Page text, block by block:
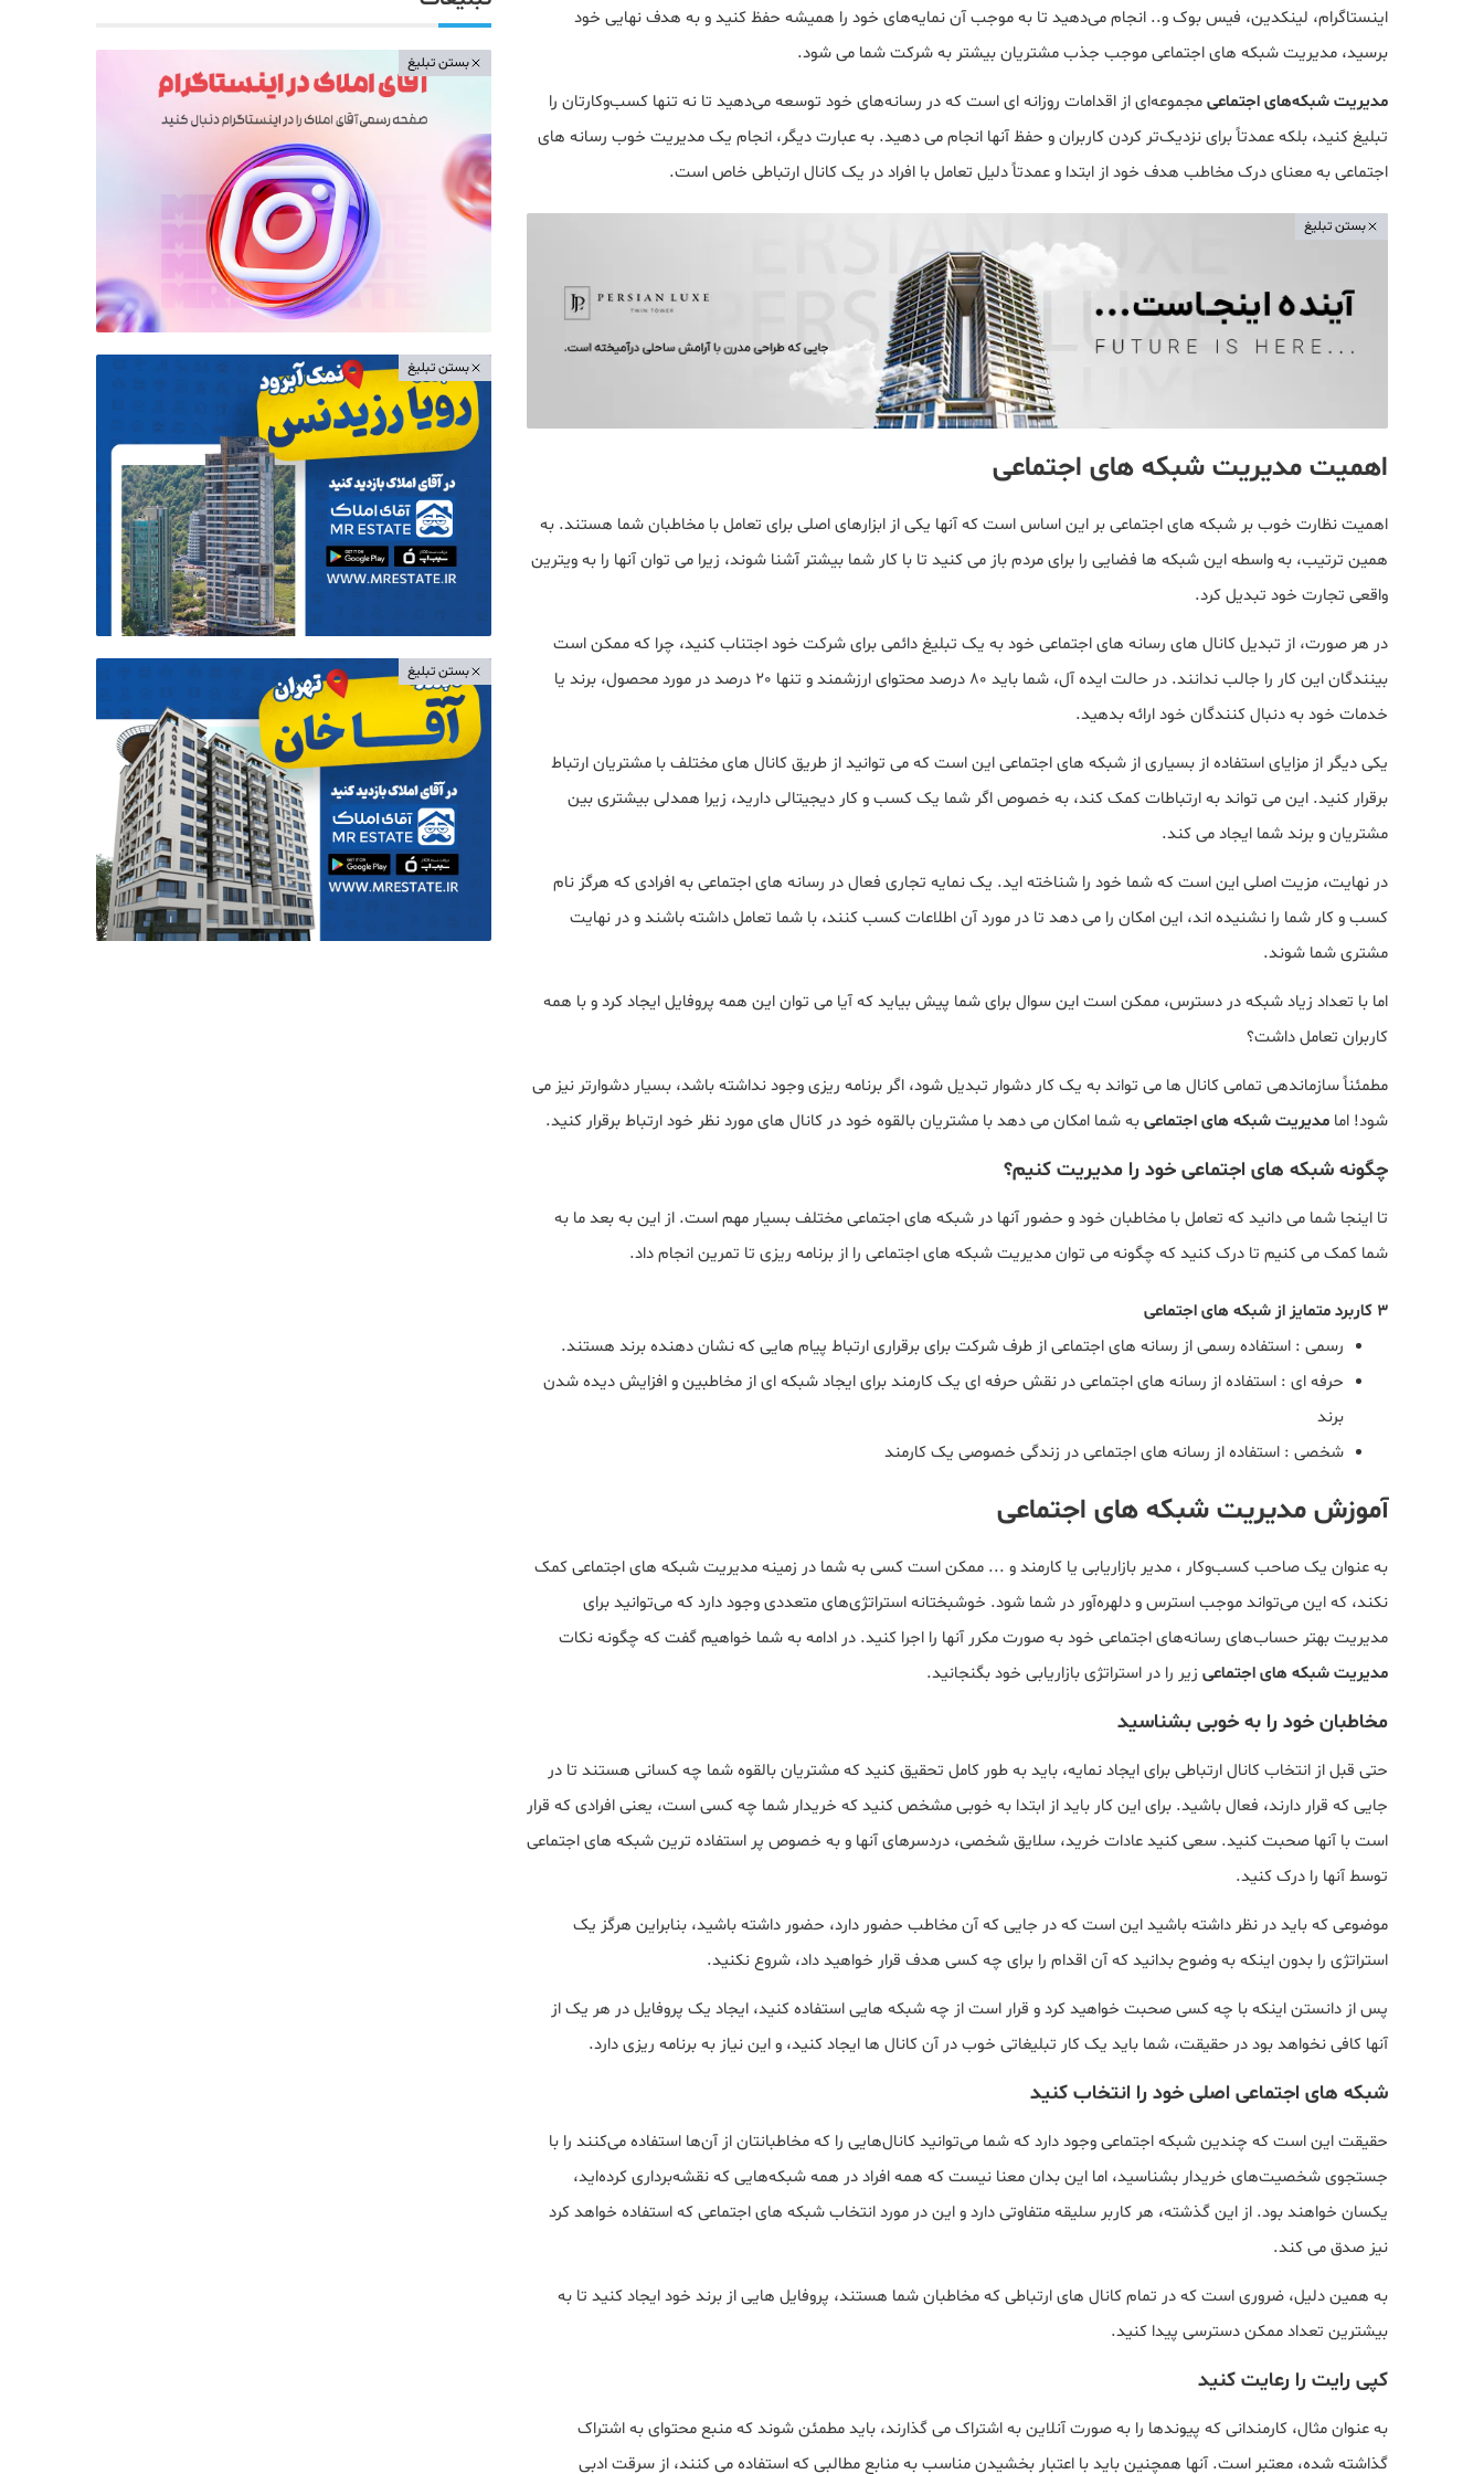
بخش چهارم 0:40:05 بدون پیش نمایش
بخش سوم
اینستاگرام، لینکدین، فیس بوک و.. انجام می‌دهید تا به موجب آن نمایه‌های خود را همیشه حفظ کنید و به هدف نهایی خود
برسید، مدیریت شبکه های اجتماعی موجب جذب مشتریان بیشتر به شرکت شما می شود.
مدیریت شبکه‌های اجتماعیمجموعه‌ای از اقدامات روزانه ای است که در رسانه‌های خود توسعه می‌دهید تا نه تنها کسب‌وکارتان را
تبلیغ کنید، بلکه عمدتاً برای نزدیک‌تر کردن کاربران و حفظ آنها انجام می دهید. به عبارت دیگر، انجام یک مدیریت خوب رسانه های
اجتماعی به معنای درک مخاطب هدف خود از ابتدا و عمدتاً دلیل تعامل با افراد در یک کانال ارتباطی خاص است.
بستن تبلیغ
اهمیت مدیریت شبکه های اجتماعی
اهمیت نظارت خوب بر شبکه های اجتماعی بر این اساس است که آنها یکی از ابزارهای اصلی برای تعامل با مخاطبان شما هستند. به
همین ترتیب، به واسطه این شبکه ها فضایی را برای مردم باز می کنید تا با کار شما بیشتر آشنا شوند، زیرا می توان آنها را به ویترین
واقعی تجارت خود تبدیل کرد.
در هر صورت، از تبدیل کانال های رسانه های اجتماعی خود به یک تبلیغ دائمی برای شرکت خود اجتناب کنید، چرا که ممکن است
بینندگان این کار را جالب ندانند. در حالت ایده آل، شما باید 80 درصد محتوای ارزشمند و تنها 20 درصد در مورد محصول، برند یا
خدمات خود به دنبال کنندگان خود ارائه بدهید.
یکی دیگر از مزایای استفاده از بسیاری از شبکه های اجتماعی این است که می توانید از طریق کانال های مختلف با مشتریان ارتباط
برقرار کنید. این می تواند به ارتباطات کمک کند، به خصوص اگر شما یک کسب و کار دیجیتالی دارید، زیرا همدلی بیشتری بین
مشتریان و برند شما ایجاد می کند.
در نهایت، مزیت اصلی این است که شما خود را شناخته اید. یک نمایه تجاری فعال در رسانه های اجتماعی به افرادی که هرگز نام
کسب و کار شما را نشنیده اند، این امکان را می دهد تا در مورد آن اطلاعات کسب کنند، با شما تعامل داشته باشند و در نهایت
مشتری شما شوند.
اما با تعداد زیاد شبکه در دسترس، ممکن است این سوال برای شما پیش بیاید که آیا می توان این همه پروفایل ایجاد کرد و با همه
کاربران تعامل داشت؟
مطمئناً سازماندهی تمامی کانال ها می تواند به یک کار دشوار تبدیل شود، اگر برنامه ریزی وجود نداشته باشد، بسیار دشوارتر نیز می
شود! اما مدیریت شبکه های اجتماعیبه شما امکان می دهد با مشتریان بالقوه خود در کانال های مورد نظر خود ارتباط برقرار کنید.
چگونه شبکه های اجتماعی خود را مدیریت کنیم؟
تا اینجا شما می دانید که تعامل با مخاطبان خود و حضور آنها در شبکه های اجتماعی مختلف بسیار مهم است. از این به بعد ما به
شما کمک می کنیم تا درک کنید که چگونه می توان مدیریت شبکه های اجتماعی را از برنامه ریزی تا تمرین انجام داد.
3 کاربرد متمایز از شبکه های اجتماعی
رسمی : استفاده رسمی از رسانه های اجتماعی از طرف شرکت برای برقراری ارتباط پیام هایی که نشان دهنده برند هستند.
حرفه ای : استفاده از رسانه های اجتماعی در نقش حرفه ای یک کارمند برای ایجاد شبکه ای از مخاطبین و افزایش دیده شدن
برند
شخصی : استفاده از رسانه های اجتماعی در زندگی خصوصی یک کارمند
آموزش مدیریت شبکه های اجتماعی
به‌ عنوان یک صاحب کسب‌وکار ، مدیر بازاریابی یا کارمند و ... ممکن است کسی به شما در زمینه مدیریت شبکه های اجتماعی کمک
نکند، که این می‌تواند موجب استرس و دلهره‌آور در شما شود. خوشبختانه استراتژی‌های متعددی وجود دارد که می‌توانید برای
مدیریت بهتر حساب‌های رسانه‌های اجتماعی خود به صورت مکرر آنها را اجرا کنید. در ادامه به شما خواهیم گفت که چگونه نکات
مدیریت شبکه های اجتماعی زیر را در استراتژی بازاریابی خود بگنجانید.
مخاطبان خود را به خوبی بشناسید
حتی قبل از انتخاب کانال ارتباطی برای ایجاد نمایه، باید به طور کامل تحقیق کنید که مشتریان بالقوه شما چه کسانی هستند تا در
جایی که قرار دارند، فعال باشید. برای این کار باید از ابتدا به خوبی مشخص کنید که خریدار شما چه کسی است، یعنی افرادی که قرار
است با آنها صحبت کنید. سعی کنید عادات خرید، سلایق شخصی، دردسرهای آنها و به خصوص پر استفاده ترین شبکه های اجتماعی
توسط آنها را درک کنید.
موضوعی که باید در نظر داشته باشید این است که در جایی که آن مخاطب حضور دارد، حضور داشته باشید، بنابراین هرگز یک
استراتژی را بدون اینکه به وضوح بدانید که آن اقدام را برای چه کسی هدف قرار خواهید داد، شروع نکنید.
پس از دانستن اینکه با چه کسی صحبت خواهید کرد و قرار است از چه شبکه هایی استفاده کنید، ایجاد یک پروفایل در هر یک از
آنها کافی نخواهد بود در حقیقت، شما باید یک کار تبلیغاتی خوب در آن کانال ها ایجاد کنید، و این نیاز به برنامه ریزی دارد.
شبکه های اجتماعی اصلی خود را انتخاب کنید
حقیقت این است که چندین شبکه اجتماعی وجود دارد که شما می‌توانید کانال‌هایی را که مخاطبانتان از آن‌ها استفاده می‌کنند را با
جستجوی شخصیت‌های خریدار بشناسید، اما این بدان معنا نیست که همه افراد در همه شبکه‌هایی که نقشه‌برداری کرده‌اید،
یکسان خواهند بود. از این گذشته، هر کاربر سلیقه متفاوتی دارد و این در مورد انتخاب شبکه های اجتماعی که استفاده خواهد کرد
نیز صدق می کند.
به همین دلیل، ضروری است که در تمام کانال های ارتباطی که مخاطبان شما هستند، پروفایل هایی از برند خود ایجاد کنید تا به
بیشترین تعداد ممکن دسترسی پیدا کنید.
کپی رایت را رعایت کنید
به عنوان مثال، کارمندانی که پیوندها را به صورت آنلاین به اشتراک می گذارند، باید مطمئن شوند که منبع محتوای به اشتراک
گذاشته شده، معتبر است. آنها همچنین باید با اعتبار بخشیدن مناسب به منابع مطالبی که استفاده می کنند، از سرقت ادبی
بستن تبلیغ
بستن تبلیغ
بستن تبلیغ